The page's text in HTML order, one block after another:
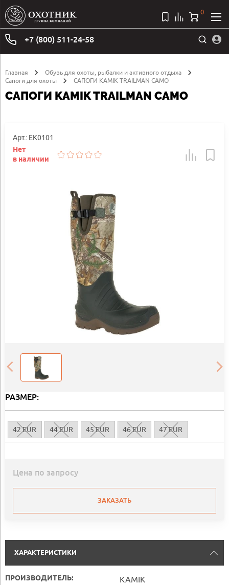
+7 (800) 511-24-58
0
Главная
Обувь для охоты, рыбалки и активного отдыха
Сапоги для охоты
САПОГИ KAMIK TRAILMAN CAMO
САПОГИ KAMIK TRAILMAN CAMO
Арт.: EK0101
Нет
в наличии
РАЗМЕР:
42 EUR 44 EUR 45 EUR 46 EUR 47 EUR
Цена по запросу
ЗАКАЗАТЬ
ХАРАКТЕРИСТИКИ
ПРОИЗВОДИТЕЛЬ: KAMIK